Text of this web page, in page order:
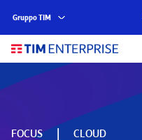
Gruppo TIM
FOCUS| CLOUD